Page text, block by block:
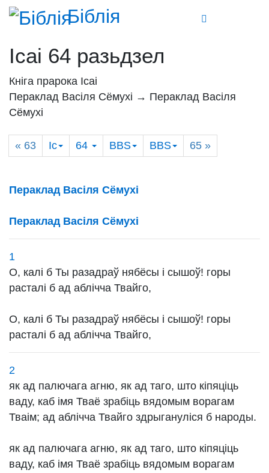
Біблія
Ісаі 64 разьдзел
Кніга прарока Ісаі
Пераклад Васіля Сёмухі → Пераклад Васіля
Сёмухі
« 63 Іс 64 BBS BBS 65 »
Пераклад Васіля Сёмухі
Пераклад Васіля Сёмухі
1
О, калі б Ты разадраў нябёсы і сышоў! горы
расталі б ад аблічча Твайго,
О, калі б Ты разадраў нябёсы і сышоў! горы
расталі б ад аблічча Твайго,
2
як ад палючага агню, як ад таго, што кіпяціць
ваду, каб імя Тваё зрабіць вядомым ворагам
Тваім; ад аблічча Твайго здрыгануліся б народы.
як ад палючага агню, як ад таго, што кіпяціць
ваду, каб імя Тваё зрабіць вядомым ворагам